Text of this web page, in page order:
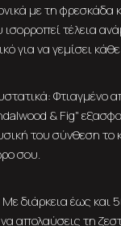
με τη
τέλεια
για να γεμίσει
Φτιαγμένο
& Fig"
του σύνθεση το
σου.
διάρκεια έως και
απολαύσεις τη